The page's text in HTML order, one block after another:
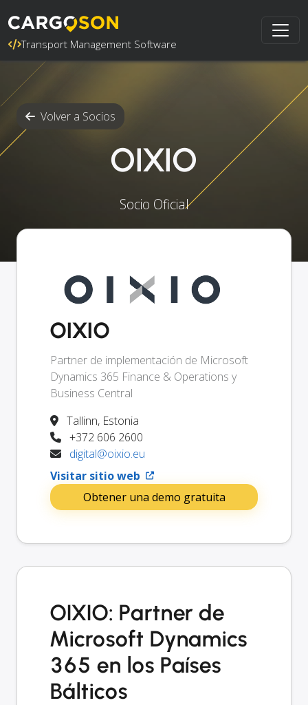
Transport Management Software
Volver a Socios
OIXIO
Socio Oficial
OIXIO
Partner de implementación de Microsoft
Dynamics 365 Finance & Operations y
Business Central
Tallinn, Estonia
+372 606 2600
digital@oixio.eu
Visitar sitio web
Obtener una demo gratuita
OIXIO: Partner de
Microsoft Dynamics
365 en los Países
Bálticos